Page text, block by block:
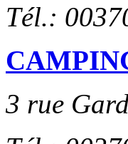
Tél.:
3 rue